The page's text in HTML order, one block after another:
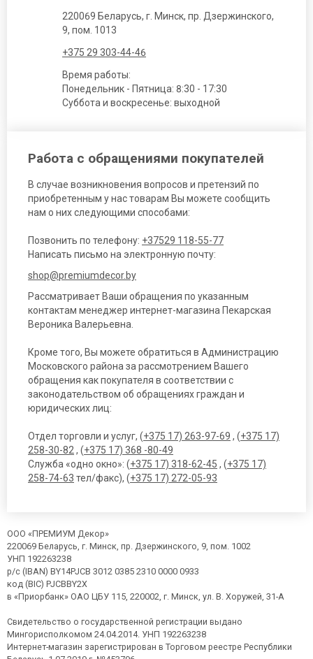
220069 Беларусь, г. Минск, пр. Дзержинского,
9, пом. 1013
+375 29 303-44-46
Время работы:
Понедельник - Пятница: 8:30 - 17:30
Суббота и воскресенье: выходной
Работа с обращениями покупателей
В случае возникновения вопросов и претензий по
приобретенным у нас товарам Вы можете сообщить
нам о них следующими способами:
Позвонить по телефону: +37529 118-55-77
Написать письмо на электронную почту:
shop@premiumdecor.by
Рассматривает Ваши обращения по указанным
контактам менеджер интернет-магазина Пекарская
Вероника Валерьевна.
Кроме того, Вы можете обратиться в Администрацию
Московского района за рассмотрением Вашего
обращения как покупателя в соответствии с
законодательством об обращениях граждан и
юридических лиц:
Отдел торговли и услуг, (+375 17) 263-97-69 , (+375 17)
258-30-82 , (+375 17) 368 -80-49
Служба «одно окно»: (+375 17) 318-62-45 , (+375 17)
258-74-63 тел/факс), (+375 17) 272-05-93
ООО «ПРЕМИУМ Декор»
220069 Беларусь, г. Минск, пр. Дзержинского, 9, пом. 1002
УНП 192263238
р/с (IBAN) BY14PJCB 3012 0385 2310 0000 0933
код (BIC) PJCBBY2X
в «Приорбанк» ОАО ЦБУ 115, 220002, г. Минск, ул. В. Хоружей, 31-А
Свидетельство о государственной регистрации выдано
Мингорисполкомом 24.04.2014. УНП 192263238
Интернет-магазин зарегистрирован в Торговом реестре Республики